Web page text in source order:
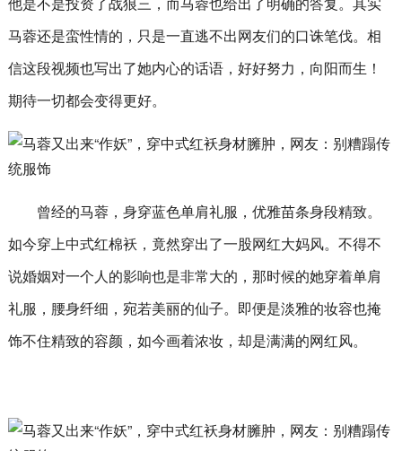
马蓉还是蛮性情的，只是一直逃不出网友们的口诛笔伐。相
信这段视频也写出了她内心的话语，好好努力，向阳而生！
期待一切都会变得更好。
曾经的马蓉，身穿蓝色单肩礼服，优雅苗条身段精致。
如今穿上中式红棉袄，竟然穿出了一股网红大妈风。不得不
说婚姻对一个人的影响也是非常大的，那时候的她穿着单肩
礼服，腰身纤细，宛若美丽的仙子。即便是淡雅的妆容也掩
饰不住精致的容颜，如今画着浓妆，却是满满的网红风。